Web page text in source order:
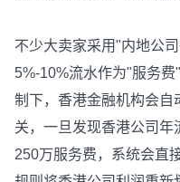
不少大卖家采用"内地公
5%-10%流水作为"服务
制下，香港金融机构会自
关，一旦发现香港公司年
250万服务费，系统会直